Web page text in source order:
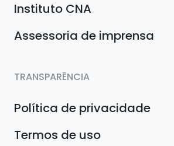
Instituto CNA
Assessoria de imprensa
TRANSPARÊNCIA
Política de privacidade
Termos de uso